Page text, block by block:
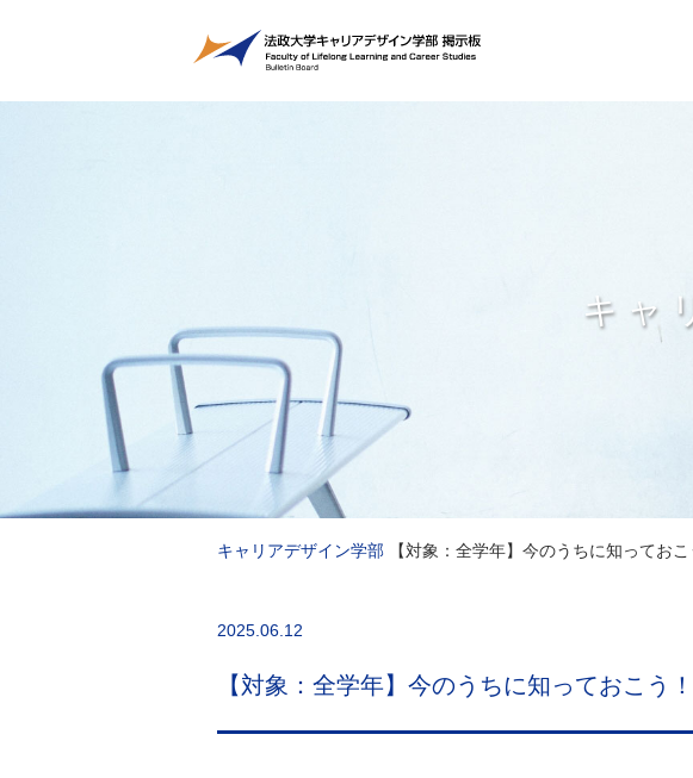
キャ
キャリアデザイン学部 【対象：全学年】今のうちに知ってお
2025.06.12
【対象：全学年】今のうちに知っておこう